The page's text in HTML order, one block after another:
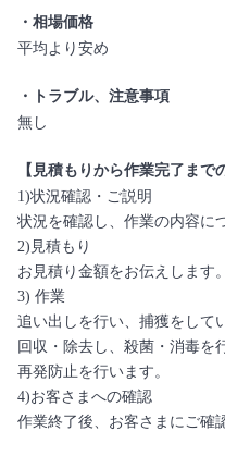
・相場価格
平均より安め
・トラブル、注意事項
無し
【見積もりから作業完了まで
1)状況確認・ご説明
状況を確認し、作業の内容に
2)見積もり
お見積り金額をお伝えします。
3) 作業
追い出しを行い、捕獲をして
回収・除去し、殺菌・消毒を
再発防止を行います。
4)お客さまへの確認
作業終了後、お客さまにご確